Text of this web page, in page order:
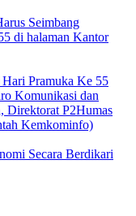
Seimbang
Pramuka Ke 55
Secara Berdikari